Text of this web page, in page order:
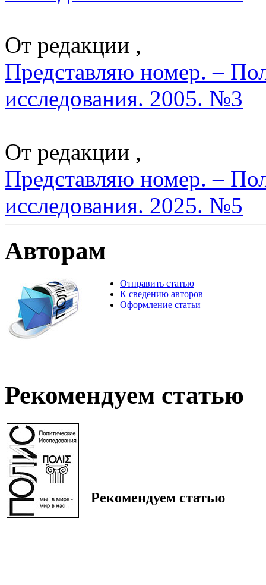
От редакции ,
Представляю номер. –
исследования. 2005. №3
От редакции ,
Представляю номер. –
исследования. 2025. №5
Авторам
Отправить статью
К сведению авторов
Оформление статьи
Рекомендуем статью
Рекомендуем статью